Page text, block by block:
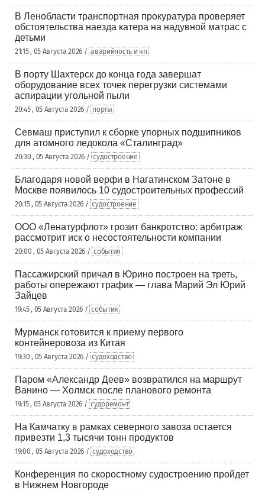
В Ленобласти транспортная прокуратура проверяет
обстоятельства наезда катера на надувной матрас с
детьми
21:15 , 05 Августа 2026 / аварийность и чп
В порту Шахтерск до конца года завершат
оборудование всех точек перегрузки системами
аспирации угольной пыли
20:45 , 05 Августа 2026 / порты
Севмаш приступил к сборке упорных подшипников
для атомного ледокола «Сталинград»
20:30 , 05 Августа 2026 / судостроение
Благодаря новой верфи в Нагатинском Затоне в
Москве появилось 10 судостроительных профессий
20:15 , 05 Августа 2026 / судостроение
ООО «Ленатурфлот» грозит банкротство: арбитраж
рассмотрит иск о несостоятельности компании
20:00 , 05 Августа 2026 / события
Пассажирский причал в Юрино построен на треть,
работы опережают график — глава Марий Эл Юрий
Зайцев
19:45 , 05 Августа 2026 / события
Мурманск готовится к приему первого
контейнеровоза из Китая
19:30 , 05 Августа 2026 / судоходство
Паром «Александр Деев» возвратился на маршрут
Ванино — Холмск после планового ремонта
19:15 , 05 Августа 2026 / судоремонт
На Камчатку в рамках северного завоза остается
привезти 1,3 тысячи тонн продуктов
19:00 , 05 Августа 2026 / судоходство
Конференция по скоростному судостроению пройдет
в Нижнем Новгороде